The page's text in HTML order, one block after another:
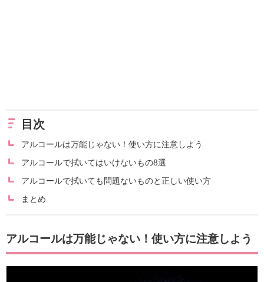
目次
アルコールは万能じゃない！使い方に注意しよう
アルコールで拭いてはいけないもの8選
アルコールで拭いても問題ないものと正しい使い方
まとめ
アルコールは万能じゃない！使い方に注意しよう